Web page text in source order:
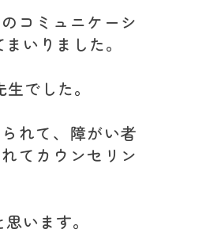
コミュニケーシ
いりました。
でした。
れて、障がい者
てカウンセリン
います。